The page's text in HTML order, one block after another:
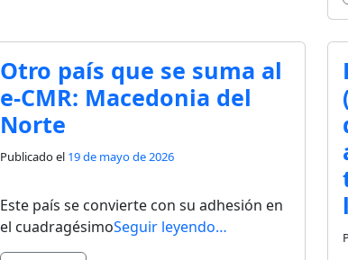
Otro país que se suma al
e-CMR: Macedonia del
Norte
Publicado el 19 de mayo de 2026
Este país se convierte con su adhesión en
el cuadragésimoSeguir leyendo…